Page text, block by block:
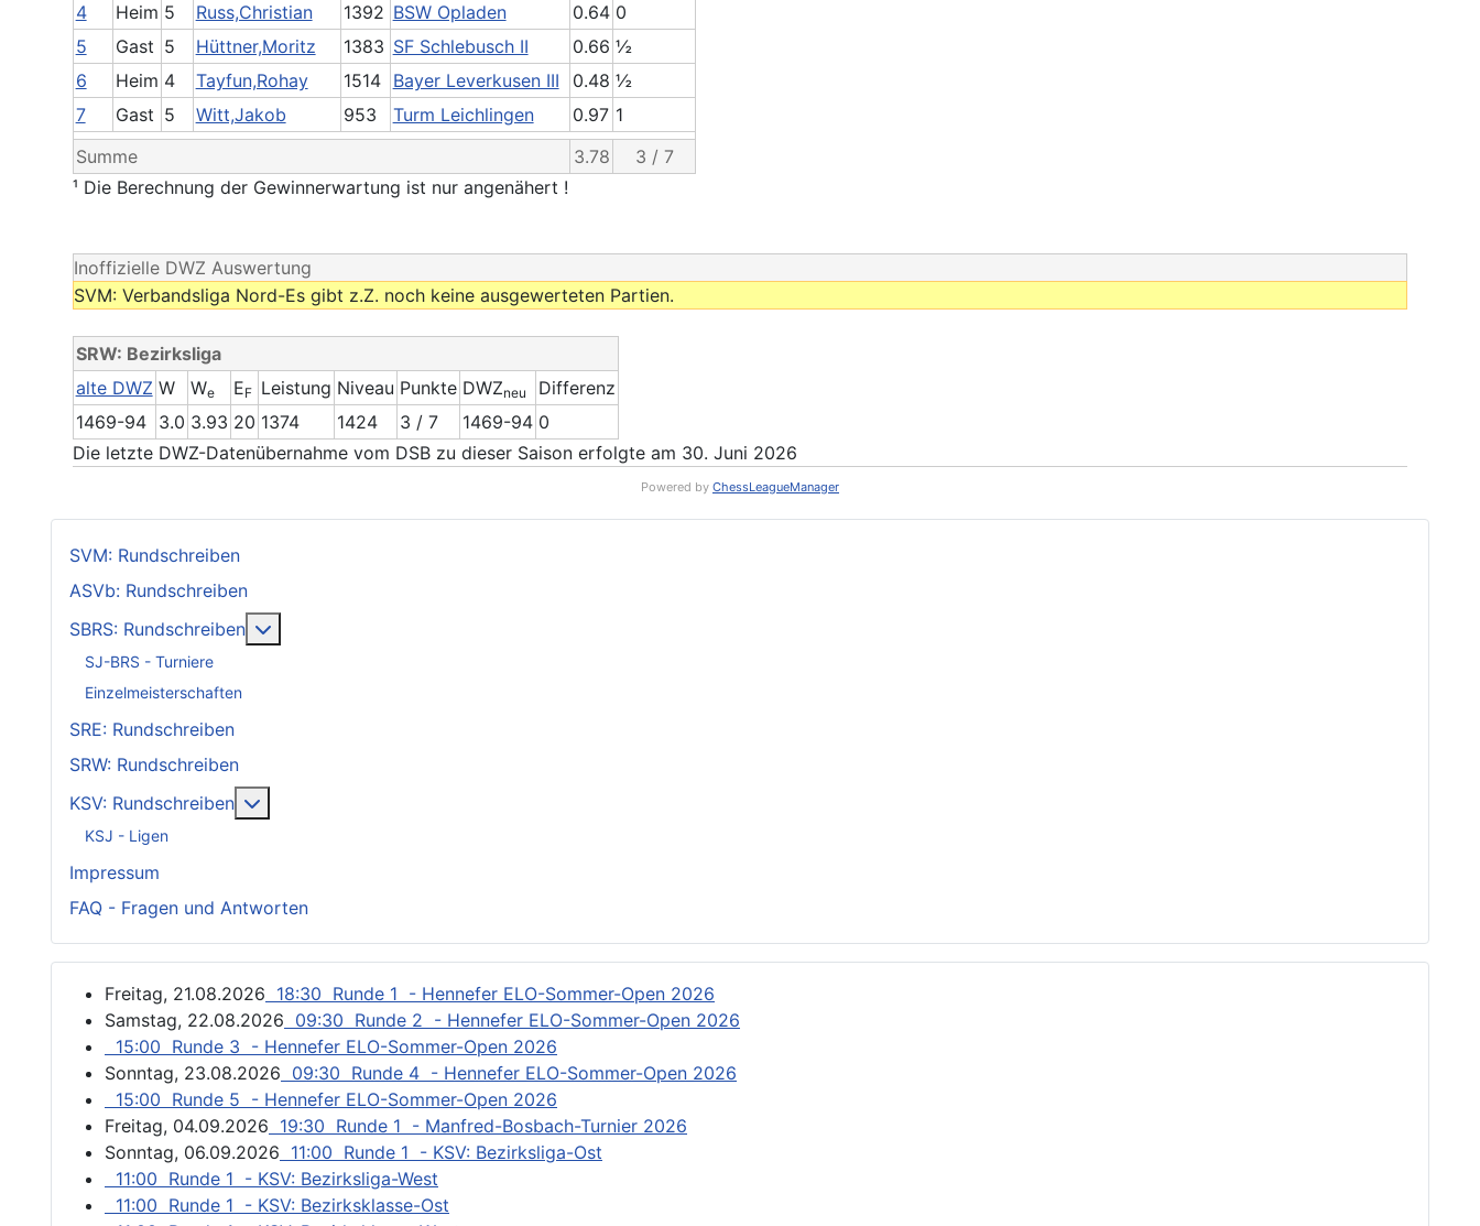
4
Heim 5 Russ,Christian 1392 BSW Opladen 0.64 0
5
Gast 5 Hüttner,Moritz 1383 SF Schlebusch II 0.66 ½
6
Heim 4 Tayfun,Rohay 1514 Bayer Leverkusen III 0.48 ½
7
Gast 5 Witt,Jakob 953 Turm Leichlingen 0.97 1
Summe
3.78
3 / 7
¹ Die Berechnung der Gewinnerwartung ist nur angenähert !
Inoffizielle DWZ Auswertung
SVM: Verbandsliga Nord-Es gibt z.Z. noch keine ausgewerteten Partien.
SRW: Bezirksliga
alte DWZ W We EF Leistung Niveau Punkte DWZneu
Differenz
1469-94
3.0 3.93 20 1374 1424 3 / 7 1469-94 0
Die letzte DWZ-Datenübernahme vom DSB zu dieser Saison erfolgte am 30. Juni 2026
Powered by ChessLeagueManager
SVM: Rundschreiben
ASVb: Rundschreiben
SBRS: Rundschreiben
SJ-BRS - Turniere
Einzelmeisterschaften
SRE: Rundschreiben
SRW: Rundschreiben
KSV: Rundschreiben
KSJ - Ligen
Impressum
FAQ - Fragen und Antworten
Freitag, 21.08.2026 18:30 Runde 1 - Hennefer ELO-Sommer-Open 2026
Samstag, 22.08.2026 09:30 Runde 2 - Hennefer ELO-Sommer-Open 2026
15:00 Runde 3 - Hennefer ELO-Sommer-Open 2026
Sonntag, 23.08.2026 09:30 Runde 4 - Hennefer ELO-Sommer-Open 2026
15:00 Runde 5 - Hennefer ELO-Sommer-Open 2026
Freitag, 04.09.2026 19:30 Runde 1 - Manfred-Bosbach-Turnier 2026
Sonntag, 06.09.2026 11:00 Runde 1 - KSV: Bezirksliga-Ost
11:00 Runde 1 - KSV: Bezirksliga-West
11:00 Runde 1 - KSV: Bezirksklasse-Ost